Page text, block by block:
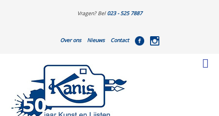
Vragen? Bel 023 - 525 7887
Over ons Nieuws Contact